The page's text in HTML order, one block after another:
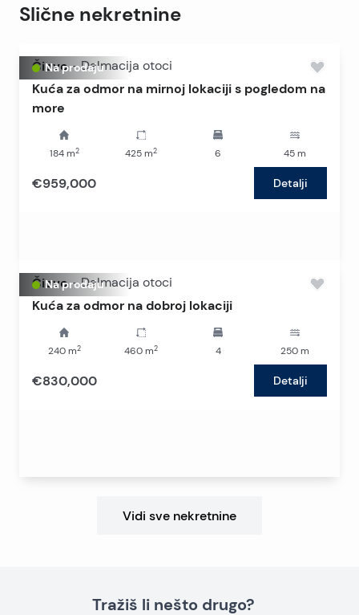
Slične nekretnine
Na prodaju
Čiovo - Dalmacija otoci
Kuća za odmor na mirnoj lokaciji s pogledom na
more
184m2 425 m2 6 45 m
€959,000 Detalji
Na prodaju
Čiovo - Dalmacija otoci
Kuća za odmor na dobroj lokaciji
240m2 460 m2 4 250 m
€830,000 Detalji
Vidi sve nekretnine
Tražiš li nešto drugo?